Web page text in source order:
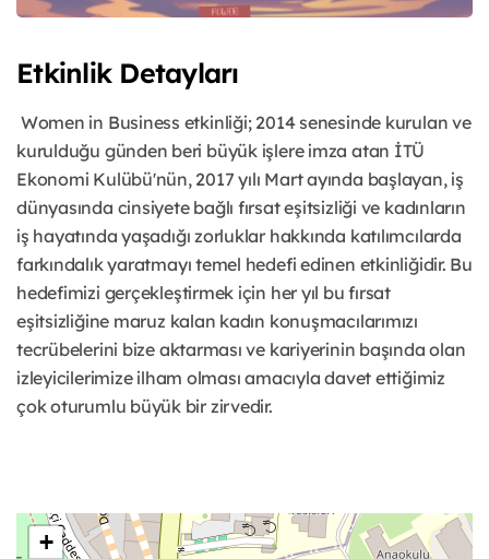
Etkinlik Detayları
Women in Business etkinliği; 2014 senesinde kurulan ve
kurulduğu günden beri büyük işlere imza atan İTÜ
Ekonomi Kulübü'nün, 2017 yılı Mart ayında başlayan, iş
dünyasında cinsiyete bağlı fırsat eşitsizliği ve kadınların
iş hayatında yaşadığı zorluklar hakkında katılımcılarda
farkındalık yaratmayı temel hedefi edinen etkinliğidir. Bu
hedefimizi gerçekleştirmek için her yıl bu fırsat
eşitsizliğine maruz kalan kadın konuşmacılarımızı
tecrübelerini bize aktarması ve kariyerinin başında olan
izleyicilerimize ilham olması amacıyla davet ettiğimiz
çok oturumlu büyük bir zirvedir.
+